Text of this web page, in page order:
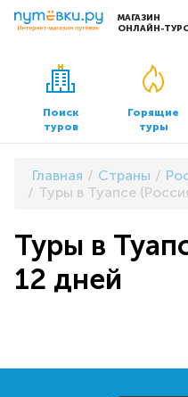
МАГАЗИН
ОНЛАЙН-
Сервисы
Бронирование отелей
Трансфер
Поиск
туров
Горящие
туры
Главная Страны
Туры в Туапсе
Туры в
12 дней